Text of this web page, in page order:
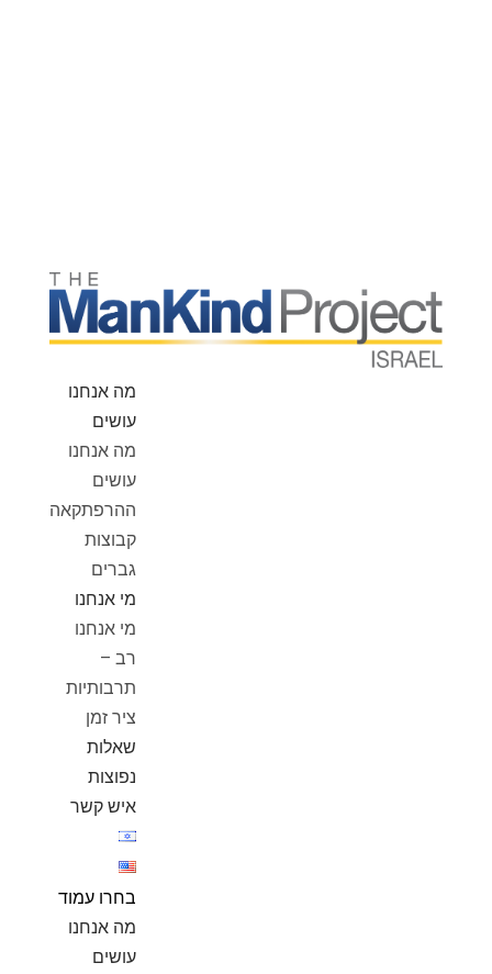
מה אנחנו
עושים
מה אנחנו
עושים
ההרפתקאה
קבוצות
גברים
מי אנחנו
מי אנחנו
רב –
תרבותיות
ציר זמן
שאלות
נפוצות
איש קשר
בחרו עמוד
מה אנחנו
עושים